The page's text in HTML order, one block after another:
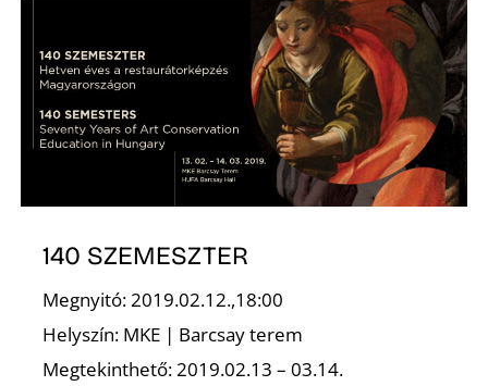
140 SZEMESZTER
Megnyitó: 2019.02.12.,18:00
Helyszín: MKE | Barcsay terem
Megtekinthető: 2019.02.13 – 03.14.